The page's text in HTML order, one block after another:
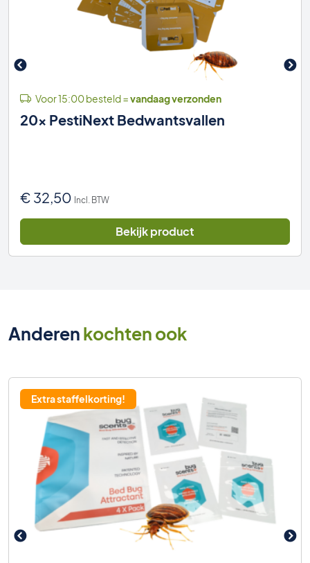
Voor 15:00 besteld =vandaag verzonden
20x PestiNext Bedwantsvallen
€ 32,50 Incl. BTW
Bekijk product
Anderenkochten ook
Extra staffelkorting!